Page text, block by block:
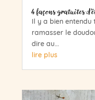
4 façons gratuites
Il y a bien entendu
ramasser le
dire au...
lire plus